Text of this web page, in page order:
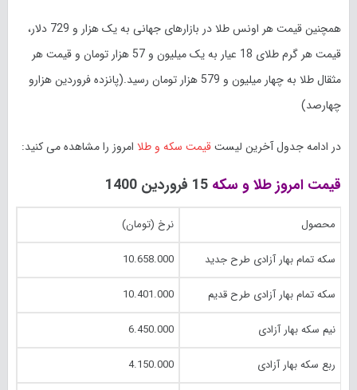
همچنین قیمت هر اونس طلا در بازارهای جهانی به یک هزار و 729 دلار،
قیمت هر گرم طلای 18 عیار به یک میلیون و 57 هزار تومان و قیمت هر
مثقال طلا به چهار میلیون و 579 هزار تومان رسید.(پانزده فروردین هزارو
چهارصد)
در ادامه جدول آخرین لیستقیمت سکه و طلا امروز را مشاهده می کنید:
قیمت امروز طلا و سکه
محصول نرخ (تومان)
سکه تمام بهار آزادی طرح جدید 10.658.000
سکه تمام بهار آزادی طرح قدیم 10.401.000
نیم سکه بهار آزادی 6.450.000
ربع سکه بهار آزادی 4.150.000